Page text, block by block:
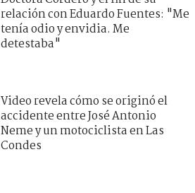
relación con Eduardo Fuentes: "Me
tenía odio y envidia. Me
detestaba"
Video revela cómo se originó el
accidente entre José Antonio
Neme y un motociclista en Las
Condes